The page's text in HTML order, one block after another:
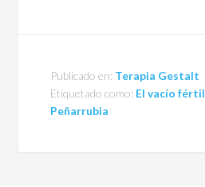
Publicado en: Terapia Gestalt
Etiquetado como: El vacío fértil
Peñarrubia